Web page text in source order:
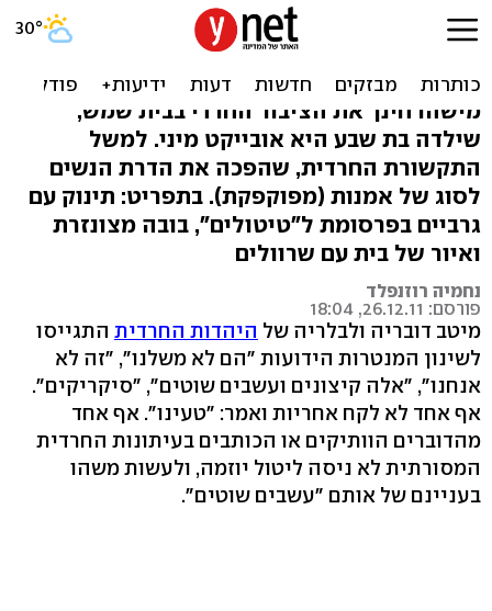
תינוק בלי גרביים? טפו,
מישהו חינך את הציבור החרדי בבית שמש,
שילדה בת שבע היא אובייקט מיני. למשל
התקשורת החרדית, שהפכה את הדרת הנשים
לסוג של אמנות (מפוקפקת). בתפריט: תינוק עם
גרביים בפרסומת ל"טיטולים", בובה מצונזרת
ואיור של בית עם שרוולים
נחמיה רוזנפלד
פורסם: 26.12.11, 18:04
מיטב דובריה ולבלריה של היהדות החרדית התגייסו
לשינון המנטרות הידועות "הם לא משלנו", "זה לא
אנחנו", "אלה קיצונים ועשבים שוטים", "סיקריקים".
אף אחד לא לקח אחריות ואמר: "טעינו". אף אחד
מהדוברים הוותיקים או הכותבים בעיתונות החרדית
המסורתית לא ניסה ליטול יוזמה, ולעשות משהו
בעניינם של אותם "עשבים שוטים".